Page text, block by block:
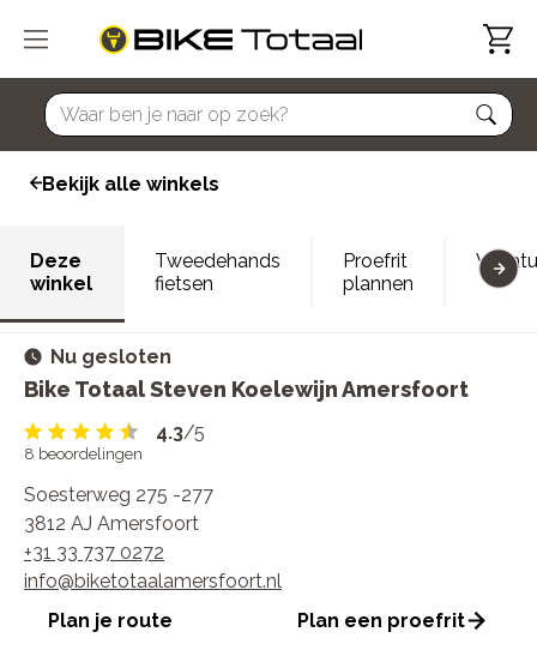
home
Bekijk alle winkels
Deze
winkel
Tweedehands
fietsen
Proefrit
plannen
Nu gesloten
Bike Totaal Steven Koelewijn Amersfoort
4.3/5
8 beoordelingen
Soesterweg 275 -277
3812 AJ Amersfoort
+31 33 737 0272
info@biketotaalamersfoort.nl
Plan je route
Plan een proefrit